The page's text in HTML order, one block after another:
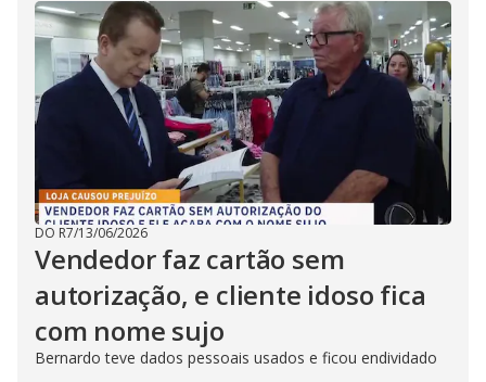
DO R7/13/06/2026
Vendedor faz cartão sem
autorização, e cliente idoso fica
com nome sujo
Bernardo teve dados pessoais usados e ficou endividado